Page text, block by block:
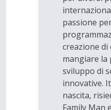
passione
creazione
mangiare la
sviluppo di
innovative.
nascita,
Family Man